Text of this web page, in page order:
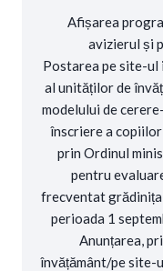
Afișarea
avizierul și
Postarea pe site-
al unităților de
modelului de
înscriere a
prin Ordinul
pentru
frecventat grădinița
perioada 1
Anunțarea,
învățământ/pe site-